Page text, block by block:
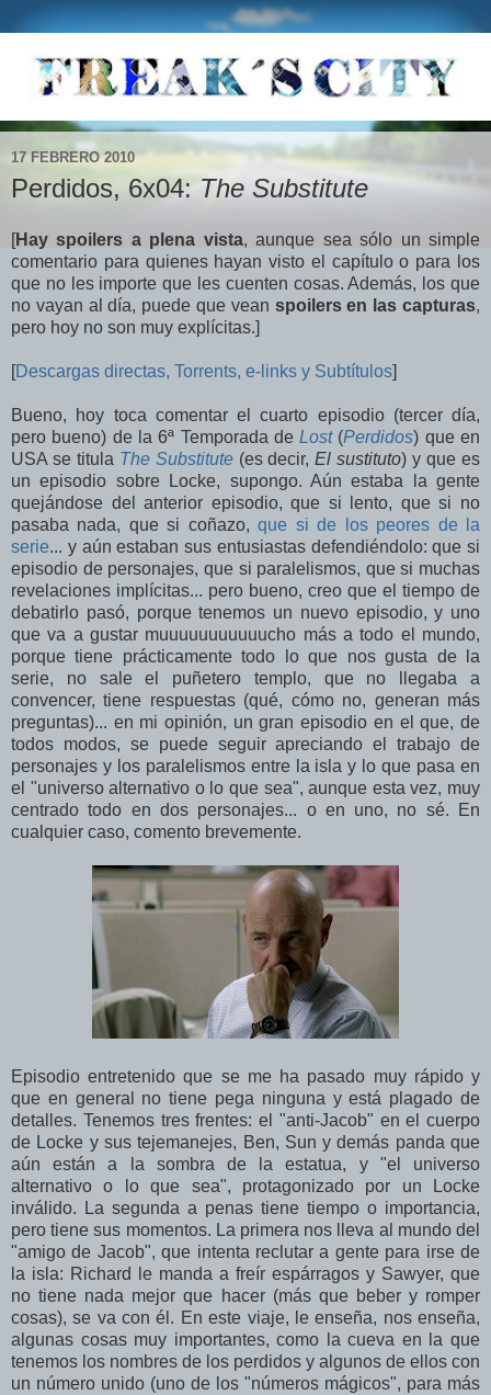
17 FEBRERO 2010
Perdidos, 6x04: The Substitute
[Hay spoilers a plena vista, aunque sea sólo un simple
comentario para quienes hayan visto el capítulo o para los
que no les importe que les cuenten cosas. Además, los que
no vayan al día, puede que vean spoilers en las capturas,
pero hoy no son muy explícitas.]
[Descargas directas, Torrents, e-links y Subtítulos]
Bueno, hoy toca comentar el cuarto episodio (tercer día,
pero bueno) de la 6ª Temporada deLost(Perdidos) que en
USA se titula The Substitute(es decir,El sustituto) y que es
un episodio sobre Locke, supongo. Aún estaba la gente
quejándose del anterior episodio, que si lento, que si no
pasaba nada, que si coñazo,que si de los peores de la
serie... y aún estaban sus entusiastas defendiéndolo: que si
episodio de personajes, que si paralelismos, que si muchas
revelaciones implícitas... pero bueno, creo que el tiempo de
debatirlo pasó, porque tenemos un nuevo episodio, y uno
que va a gustar muuuuuuuuuuucho más a todo el mundo,
porque tiene prácticamente todo lo que nos gusta de la
serie, no sale el puñetero templo, que no llegaba a
convencer, tiene respuestas (qué, cómo no, generan más
preguntas)... en mi opinión, un gran episodio en el que, de
todos modos, se puede seguir apreciando el trabajo de
personajes y los paralelismos entre la isla y lo que pasa en
el "universo alternativo o lo que sea", aunque esta vez, muy
centrado todo en dos personajes... o en uno, no sé. En
cualquier caso, comento brevemente.
Episodio entretenido que se me ha pasado muy rápido y
que en general no tiene pega ninguna y está plagado de
detalles. Tenemos tres frentes: el "anti-Jacob" en el cuerpo
de Locke y sus tejemanejes, Ben, Sun y demás panda que
aún están a la sombra de la estatua, y "el universo
alternativo o lo que sea", protagonizado por un Locke
inválido. La segunda a penas tiene tiempo o importancia,
pero tiene sus momentos. La primera nos lleva al mundo del
"amigo de Jacob", que intenta reclutar a gente para irse de
la isla: Richard le manda a freír espárragos y Sawyer, que
no tiene nada mejor que hacer (más que beber y romper
cosas), se va con él. En este viaje, le enseña, nos enseña,
algunas cosas muy importantes, como la cueva en la que
tenemos los nombres de los perdidos y algunos de ellos con
un número unido (uno de los "números mágicos", para más